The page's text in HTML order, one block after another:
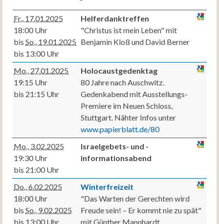
Fr., 17.01.2025
18:00 Uhr
bis So., 19.01.2025
bis 13:00 Uhr
Helferdanktreffen
"Christus ist mein Leben" mit
Benjamin Kloß und David Berner
Mo., 27.01.2025
19:15 Uhr
bis 21:15 Uhr
Holocaustgedenktag
80 Jahre nach Auschwitz.
Gedenkabend mit Ausstellungs-
Premiere im Neuen Schloss,
Stuttgart. Nähter Infos unter
www.papierblatt.de/80
Mo., 3.02.2025
19:30 Uhr
bis 21:00 Uhr
Israelgebets- und -
informationsabend
Do., 6.02.2025
18:00 Uhr
bis So., 9.02.2025
bis 13:00 Uhr
Winterfreizeit
"Das Warten der Gerechten wird
Freude sein! – Er kommt nie zu spät"
mit Günther Mannhardt